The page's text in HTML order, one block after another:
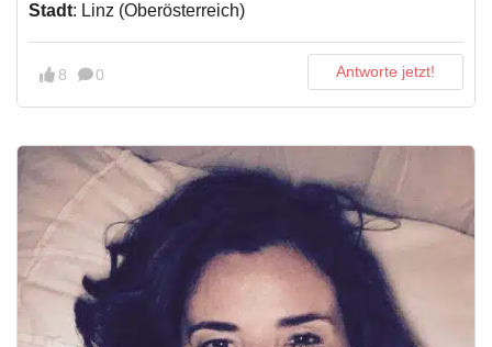
Stadt: Linz (Oberösterreich)
8 0 Antworte jetzt!